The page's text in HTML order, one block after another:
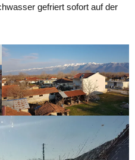
gefriert sofort auf der